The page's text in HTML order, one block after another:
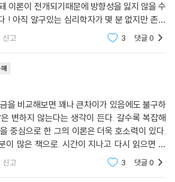
이론이 전개되기때문에 방향성을 잃지 않을 수
! 아직 알구있는 심리학자가 몇 분 없지만 존경
요 인간이 사회의 영향을 받아 형성된다는 이론
신고 3 댓글0
을 비교해보면 꽤나 큰차이가 있음에도 불구하
변하지 않는다는 생각이 든다. 갈수록 복잡해
중심으로 한 그의 이론은 더욱 호소력이 있다.
이 많은 책으로. 시간이 지나고 다시 읽으면 더
기대된다. 나 자신에 대해서도 되짚을 수 있었
신고 3 댓글0